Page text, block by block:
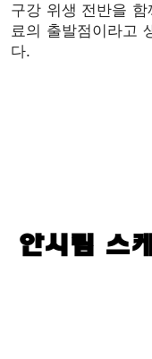
구강 위생 전반을
료의 출발점이라고
다.
안시림 스
안시림 스